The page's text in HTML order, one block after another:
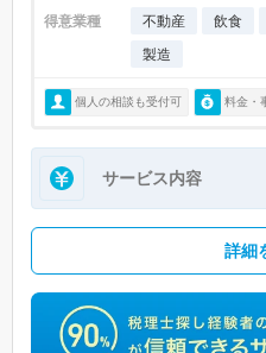
得意業種 不動産 飲食
製造
個人の相談も受付可 料金・
サービス内容
詳細